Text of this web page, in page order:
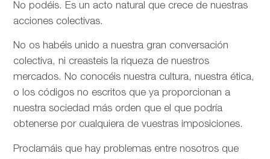
No podéis. Es un acto natural que crece de nuestras
acciones colectivas.
No os habéis unido a nuestra gran conversación
colectiva, ni creasteis la riqueza de nuestros
mercados. No conocéis nuestra cultura, nuestra ética,
o los códigos no escritos que ya proporcionan a
nuestra sociedad más orden que el que podría
obtenerse por cualquiera de vuestras imposiciones.
Proclamáis que hay problemas entre nosotros que